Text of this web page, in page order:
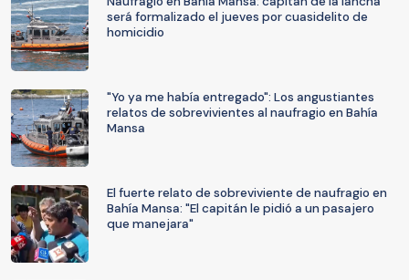
será formalizado el jueves por cuasidelito de
homicidio
"Yo ya me había entregado": Los angustiantes
relatos de sobrevivientes al naufragio en Bahía
Mansa
El fuerte relato de sobreviviente de naufragio en
Bahía Mansa: "El capitán le pidió a un pasajero
que manejara"